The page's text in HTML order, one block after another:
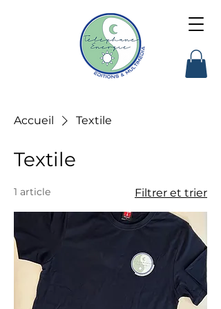
Accueil Textile
Textile
1 article Filtrer et trier